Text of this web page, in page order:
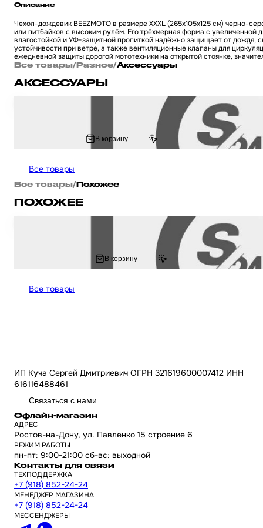
Описание
Чехол-дождевик BEEZMOTO в размере XXXL (265x105x125 см) черно-
или питбайков с высоким рулём. Его трёхмерная форма с
влагостойкой и УФ-защитной пропиткой надёжно защищает от дождя,
устойчивости при ветре, а также вентиляционные клапаны для
ежедневной защиты дорогой мототехники на открытой стоянке,
Все товары/Разное/Аксессуары
АКСЕССУАРЫ
Ключ замка зажигания (заготовка) на мотоцикл и скутер Suzuki /
В корзину
Все товары
Все товары/Похожее
ПОХОЖЕЕ
Чехол дождевик для мотоцикла, скутера мопеда / питбайка
В корзину
Все товары
ИП Куча Сергей Дмитриевич ОГРН 321619600007412 ИНН
616116488461
Связаться с нами
Офлайн-магазин
АДРЕС
Ростов-на-Дону, ул. Павленко 15 строение 6
РЕЖИМ РАБОТЫ
пн-пт: 9:00-21:00 сб-вс: выходной
Контакты для связи
ТЕХПОДДЕРЖКА
+7 (918) 852-24-24
МЕНЕДЖЕР МАГАЗИНА
+7 (918) 852-24-24
МЕССЕНДЖЕРЫ